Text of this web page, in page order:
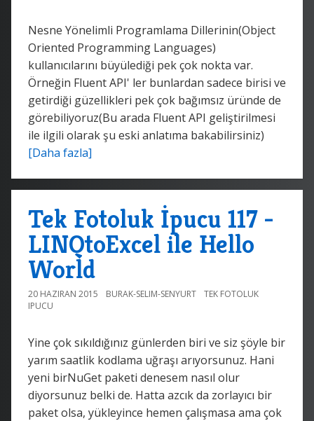
Nesne Yönelimli Programlama Dillerinin(Object
Oriented Programming Languages)
kullanıcılarını büyülediği pek çok nokta var.
Örneğin Fluent API' ler bunlardan sadece birisi ve
getirdiği güzellikleri pek çok bağımsız üründe de
görebiliyoruz(Bu arada Fluent API geliştirilmesi
ile ilgili olarak şu eski anlatıma bakabilirsiniz)
[Daha fazla]
Tek Fotoluk İpucu 117 -
LINQtoExcel ile Hello
World
20 HAZIRAN 2015 BURAK-SELIM-SENYURT
TEK FOTOLUK
IPUCU
Yine çok sıkıldığınız günlerden biri ve siz şöyle bir
yarım saatlik kodlama uğraşı arıyorsunuz. Hani
yeni birNuGet paketi denesem nasıl olur
diyorsunuz belki de. Hatta azcık da zorlayıcı bir
paket olsa, yükleyince hemen çalışmasa ama çok